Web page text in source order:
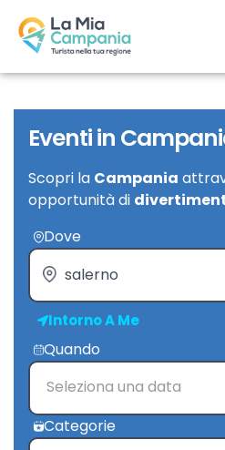
Eventi in
Scopri la Campania
opportunità di
Dove
Intorno A Me
Quando
Seleziona una data
Categorie